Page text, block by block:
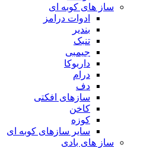
ساز های کوبه ای
ادوات درامز
بندیر
تنبک
جیمبی
داربوکا
درام
دف
سازهای افکتی
کاخن
کوزه
سایر سازهای کوبه ای
ساز های بادی